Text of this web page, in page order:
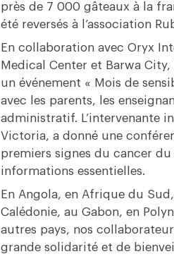
près de 7 000 gâteaux à la
été reversés à l’association
En collaboration avec Oryx
Medical Center et Barwa City,
un événement « Mois de
avec les parents, les
administratif. L’intervenante
Victoria, a donné une
premiers signes du cancer du
informations essentielles.
En Angola, en Afrique du
Calédonie, au Gabon, en
autres pays, nos
grande solidarité et de